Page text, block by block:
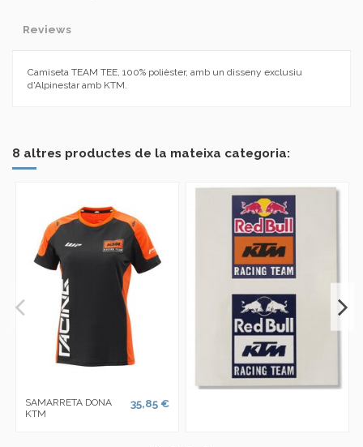
Reviews
Camiseta TEAM TEE, 100% polièster, amb un disseny exclusiu
d'Alpinestaramb KTM.
8 altres productes de la mateixa categoria:
SAMARRETA DONA
KTM
35,85 €